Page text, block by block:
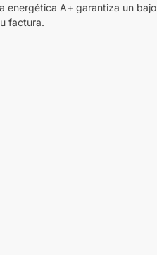
energética A+ garantiza un bajo
factura.